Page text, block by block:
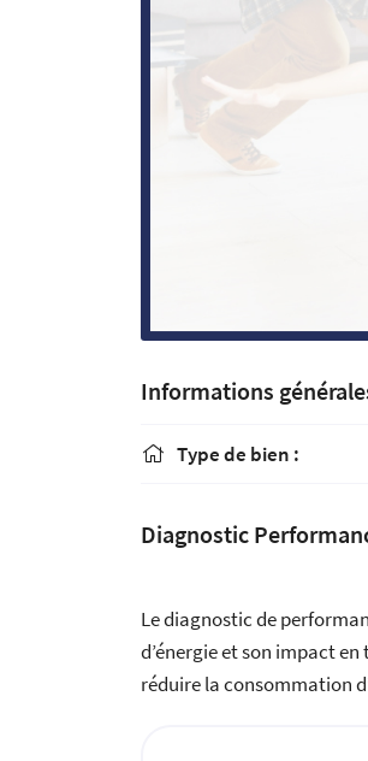
Informations
 Type de bien :
Diagnostic
Le diagnostic de
d’énergie et son impact
réduire la consommation